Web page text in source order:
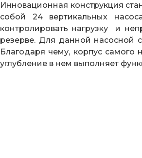
Инновационная конструкция
собой 24 вертикальных
контролировать нагрузку и
резерве. Для данной насосной
Благодаря чему, корпус самого
углубление в нем выполняет